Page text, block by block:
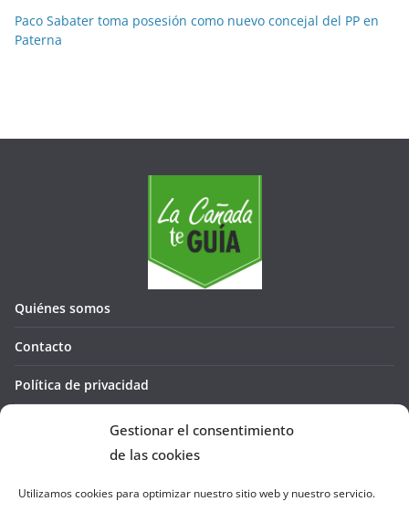
Gestionar el consentimiento
de las cookies
Utilizamos cookies para optimizar nuestro sitio web y nuestro servicio.
Paco Sabater toma posesión como nuevo concejal del PP en
Paterna
Quiénes somos
Contacto
Política de privacidad
Política de cookies (UE)